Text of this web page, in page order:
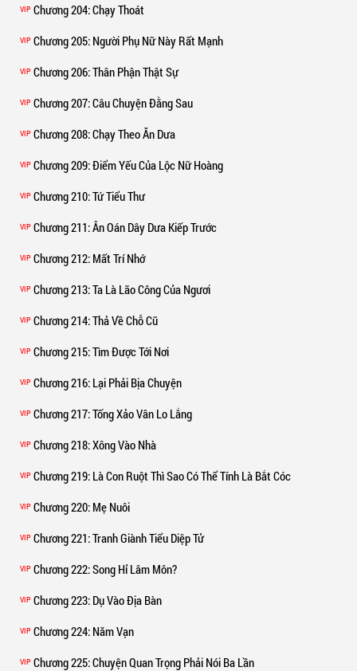
VIP Chương 204: Chạy Thoát
VIP Chương 205: Người Phụ Nữ Này Rất Mạnh
VIP Chương 206: Thân Phận Thật Sự
VIP Chương 207: Câu Chuyện Đằng Sau
VIP Chương 208: Chạy Theo Ăn Dưa
VIP Chương 209: Điểm Yếu Của Lộc Nữ Hoàng
VIP Chương 210: Tứ Tiểu Thư
VIP Chương 211: Ân Oán Dây Dưa Kiếp Trước
VIP Chương 212: Mất Trí Nhớ
VIP Chương 213: Ta Là Lão Công Của Ngươi
VIP Chương 214: Thả Về Chỗ Cũ
VIP Chương 215: Tìm Được Tới Nơi
VIP Chương 216: Lại Phải Bịa Chuyện
VIP Chương 217: Tống Xảo Vân Lo Lắng
VIP Chương 218: Xông Vào Nhà
VIP Chương 219: Là Con Ruột Thì Sao Có Thể Tính Là Bắt Cóc
VIP Chương 220: Mẹ Nuôi
VIP Chương 221: Tranh Giành Tiểu Diệp Tử
VIP Chương 222: Song Hỉ Lâm Môn?
VIP Chương 223: Dụ Vào Địa Bàn
VIP Chương 224: Năm Vạn
VIP Chương 225: Chuyện Quan Trọng Phải Nói Ba Lần